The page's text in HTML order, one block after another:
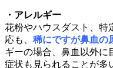
・アレルギー
花粉やハウスダスト、特
応も、 稀にですが鼻血の
ギーの場合、鼻血以外に
症状も見られることが多